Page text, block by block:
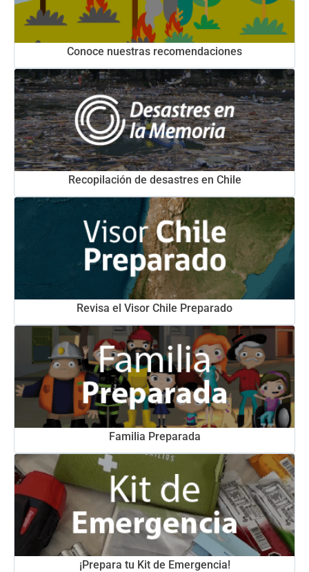
Conoce nuestras recomendaciones
Recopilación de desastres en Chile
Revisa el Visor Chile Preparado
Familia Preparada
¡Prepara tu Kit de Emergencia!